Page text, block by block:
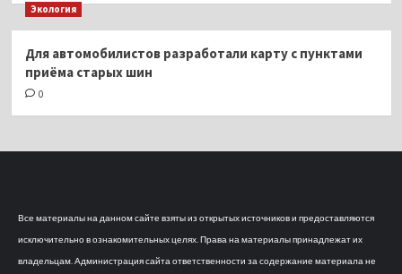
Экология
Для автомобилистов разработали карту с пунктами
приёма старых шин
0
Все материалы на данном сайте взяты из открытых источников и предоставляются
исключительно в ознакомительных целях. Права на материалы принадлежат их
владельцам. Администрация сайта ответственности за содержание материала не